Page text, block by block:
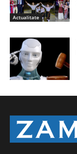
Actualitate